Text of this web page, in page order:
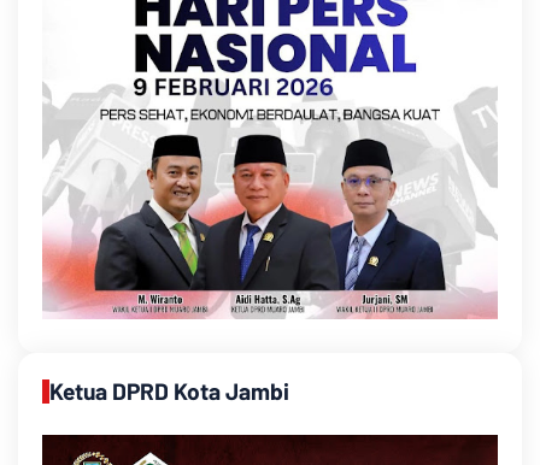
Ketua DPRD Kota Jambi